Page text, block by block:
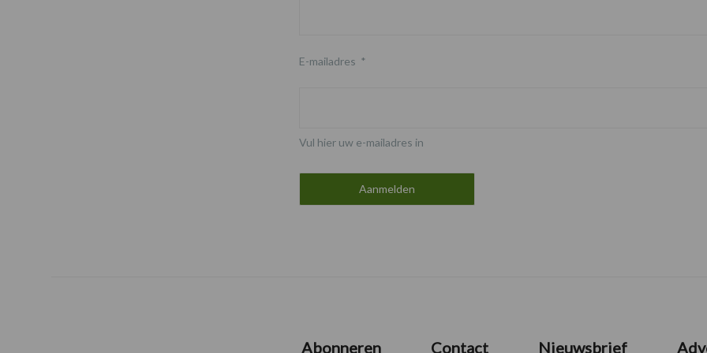
E-mailadres *
Vul hier uw e-mailadres in
Abonneren Contact Nieuwsbrief